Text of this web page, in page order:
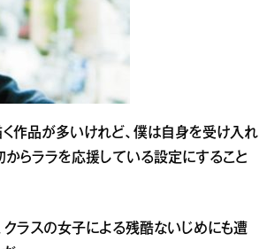
作品が多いけれど、僕は自身を受け入れ
らララを応援している設定にすること
ラスの女子による残酷ないじめにも遭